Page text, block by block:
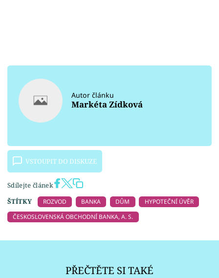
Autor článku
Markéta Zídková
VSTOUPIT DO DISKUZE
Sdílejte článek
ŠTÍTKY
ROZVOD BANKA DŮM
HYPOTEČNÍ ÚVĚR
ČESKOSLOVENSKÁ OBCHODNÍ BANKA, A. S.
PŘEČTĚTE SI TAKÉ